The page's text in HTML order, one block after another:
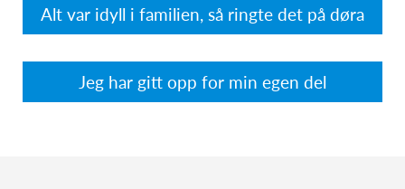
Alt var idyll i familien, så ringte det på døra
Jeg har gitt opp for min egen del